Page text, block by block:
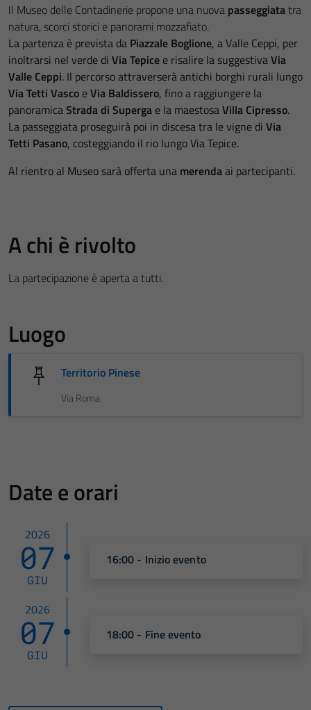
Il Museo delle Contadinerie propone una nuova passeggiatatra
natura, scorci storici e panorami mozzafiato.
La partenza è prevista da Piazzale Boglione, a Valle Ceppi, per
inoltrarsi nel verde di Via Tepice e risalire la suggestivaVia
Valle Ceppi. Il percorso attraverserà antichi borghi rurali lungo
Via Tetti Vasco eVia Baldissero, fino a raggiungere la
panoramicaStrada di Superga e la maestosaVilla Cipresso.
La passeggiata proseguirà poi in discesa tra le vigne di Via
Tetti Pasano, costeggiando il rio lungo Via Tepice.
Al rientro al Museo sarà offerta una merendaai partecipanti.
A chi è rivolto
La partecipazione è aperta a tutti.
Luogo
Territorio Pinese
Via Roma
Date e orari
2026
07
GIU
16:00 - Inizio evento
2026
07
GIU
18:00 - Fine evento